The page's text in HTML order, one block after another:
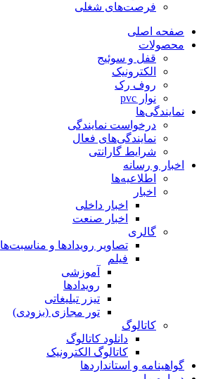
فرصت‌های شغلی
صفحه اصلی
محصولات
قفل و سوئیج
الکترونیک
روف رک
نوار pvc
نمایندگی‌ها
درخواست نمایندگی
نمایندگی‌های فعال
شرایط گارانتی
اخبار و رسانه
اطلاعیه‌ها
اخبار
اخبار داخلی
اخبار صنعت
گالری
تصاویر رویدادها و مناسبت‌ها
فیلم
آموزشی
رویدادها
تیزر تبلیغاتی
تور مجازی (بزودی)
کاتالوگ
دانلود کاتالوگ
کاتالوگ الکترونیک
گواهینامه و استانداردها